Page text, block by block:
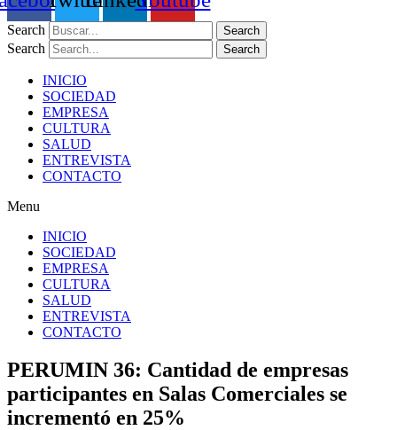
Search Search
Search Search
INICIO
SOCIEDAD
EMPRESA
CULTURA
SALUD
ENTREVISTA
CONTACTO
Menu
INICIO
SOCIEDAD
EMPRESA
CULTURA
SALUD
ENTREVISTA
CONTACTO
PERUMIN 36: Cantidad de empresas
participantes en Salas Comerciales se
incrementó en 25%